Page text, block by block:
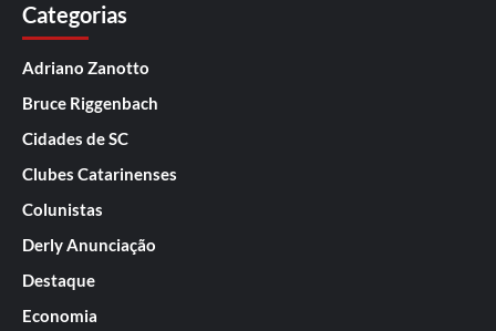
Categorias
Adriano Zanotto
Bruce Riggenbach
Cidades de SC
Clubes Catarinenses
Colunistas
Derly Anunciação
Destaque
Economia